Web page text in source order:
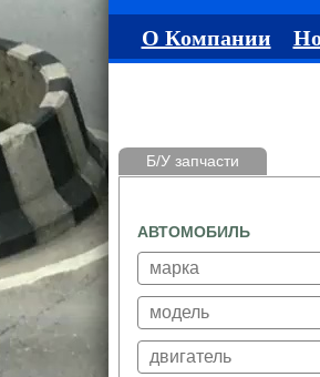
О Компании
Б/У запчасти
АВТОМОБИЛЬ